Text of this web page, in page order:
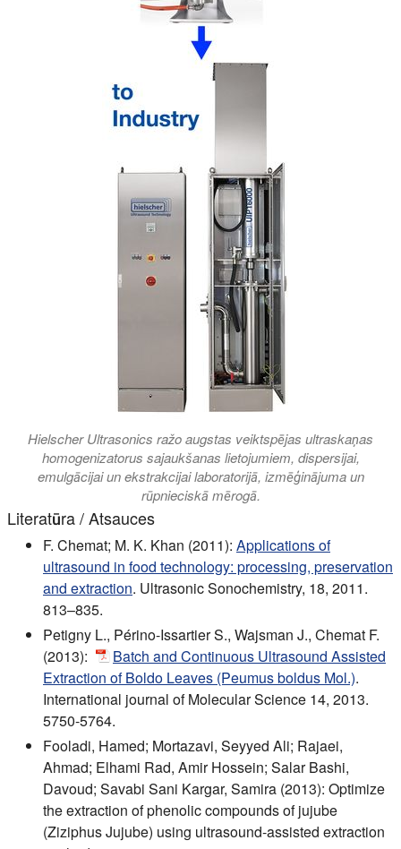
Hielscher Ultrasonics ražo augstas veiktspējas ultraskaņas
homogenizatorus sajaukšanas lietojumiem, dispersijai,
emulgācijai un ekstrakcijai laboratorijā, izmēģinājuma un
rūpnieciskā mērogā.
Literatūra / Atsauces
F. Chemat; M. K. Khan (2011): Applications of
ultrasound in food technology: processing, preservation
and extraction. Ultrasonic Sonochemistry, 18, 2011.
813–835.
Petigny L., Périno-Issartier S., Wajsman J., Chemat F.
(2013):
Batch and Continuous Ultrasound Assisted
Extraction of Boldo Leaves (Peumus boldus Mol.).
International journal of Molecular Science 14, 2013.
5750-5764.
Fooladi, Hamed; Mortazavi, Seyyed Ali; Rajaei,
Ahmad; Elhami Rad, Amir Hossein; Salar Bashi,
Davoud; Savabi Sani Kargar, Samira (2013): Optimize
the extraction of phenolic compounds of jujube
(Ziziphus Jujube) using ultrasound-assisted extraction